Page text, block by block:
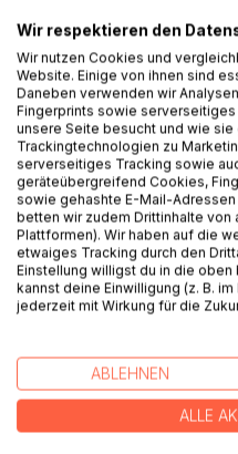
Auf die Merkliste
Titel bewerten
BESCHREIBUNG
Vielleicht geht es dir ja wie
Du trägst die Energie von
natürlichen (menschlichen)
nicht unbedingt oft finden
Die Epoche Atlantis
Wir respektieren den
Wir nutzen Cookies und
Website. Einige von ihnen sind
Daneben verwenden wir
Fingerprints sowie
unsere Seite besucht und wie
Trackingtechnologien zu
serverseitiges Tracking sowie
geräteübergreifend Cookies,
sowie gehashte E-Mail-
betten wir zudem Drittinhalte von
Plattformen). Wir haben auf die
etwaiges Tracking durch den
Einstellung willigst du in die
kannst deine Einwilligung (z. B.
jederzeit mit Wirkung für die
ABLEHNEN
ALLE